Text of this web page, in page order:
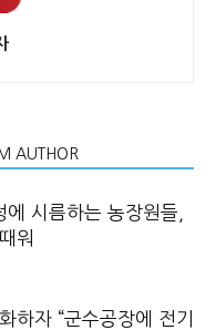
AUTHOR
에 시름하는 농장원들,
워
하자 “군수공장에 전기